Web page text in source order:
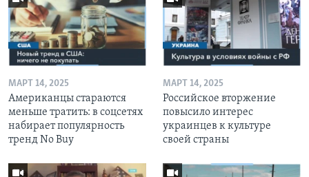
МАРТ 14, 2025
Американцы стараются
меньше тратить: в соцсетях
набирает популярность
тренд No Buy
МАРТ 14, 2025
Российское вторжение
повысило интерес
украинцев к культуре
своей страны